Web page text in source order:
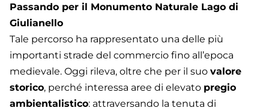
Passando per il Monumento Naturale Lago di
Giulianello
Tale percorso ha rappresentato una delle più
importanti strade del commercio fino all’epoca
medievale. Oggi rileva, oltre che per il suo valore
storico, perché interessa aree di elevato pregio
ambientalistico: attraversando la tenuta di